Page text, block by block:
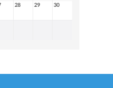
28 29 30